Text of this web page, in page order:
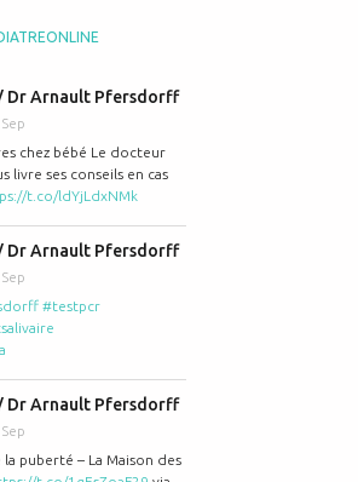
Dr Arnault Pfersdorff
chez bébé Le docteur
livre ses conseils en cas
t.co/ldYjLdxNMk
Dr Arnault Pfersdorff
#testpcr
Dr Arnault Pfersdorff
puberté – La Maison des